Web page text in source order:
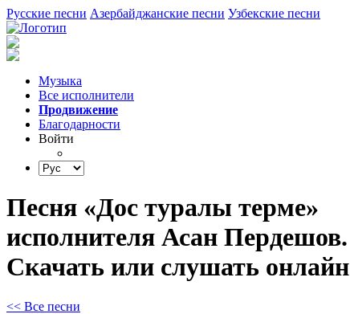
Русские песни Азербайджанские песни Узбекские песни
Музыка
Все исполнители
Продвижение
Благодарности
Войти
Песня «Дос туралы терме»
исполнителя Асан Пердешов.
Скачать или слушать онлайн
<< Все песни